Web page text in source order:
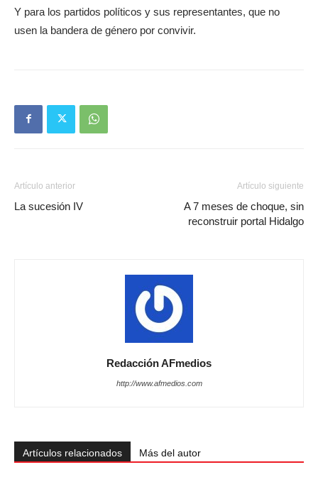
Y para los partidos políticos y sus representantes, que no
usen la bandera de género por convivir.
Artículo anterior
La sucesión IV
Artículo siguiente
A 7 meses de choque, sin
reconstruir portal Hidalgo
Redacción AFmedios
http://www.afmedios.com
Artículos relacionados Más del autor